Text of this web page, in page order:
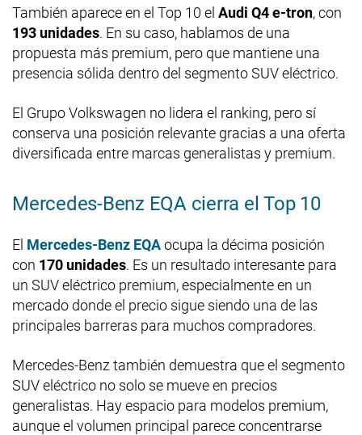
También aparece en el Top 10 el Audi Q4 e-tron, con
193 unidades. En su caso, hablamos de una
propuesta más premium, pero que mantiene una
presencia sólida dentro del segmento SUV eléctrico.
El Grupo Volkswagen no lidera el ranking, pero sí
conserva una posición relevante gracias a una oferta
diversificada entre marcas generalistas y premium.
Mercedes-Benz EQA cierra el Top 10
El Mercedes-Benz EQAocupa la décima posición
con 170 unidades. Es un resultado interesante para
un SUV eléctrico premium, especialmente en un
mercado donde el precio sigue siendo una de las
principales barreras para muchos compradores.
Mercedes-Benz también demuestra que el segmento
SUV eléctrico no solo se mueve en precios
generalistas. Hay espacio para modelos premium,
aunque el volumen principal parece concentrarse